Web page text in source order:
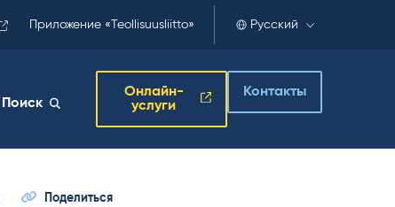
Приложение «Teollisuusliitto» Русский
Поиск
Онлайн-
услуги
Контакты
Поделиться